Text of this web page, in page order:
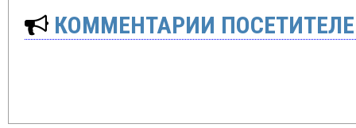
КОММЕНТАРИИ